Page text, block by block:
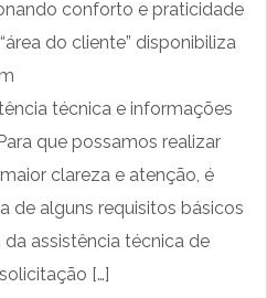
conforto e praticidade
do cliente” disponibiliza
técnica e informações
que possamos realizar
clareza e atenção, é
de alguns requisitos básicos
assistência técnica de
[…]